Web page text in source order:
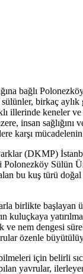
bağlı
birkaç
illerinde keneler
insan sağlığını
karşı
(DKMP)
Sülün
bu kuş türü doğal
birlikte başlayan
kuluçkaya
ve nem dengesi
özenle
için belirli
yavrular,